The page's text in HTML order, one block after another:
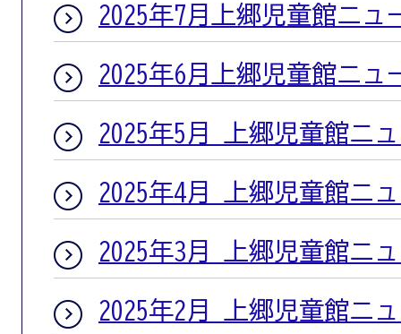
2025年7月上郷児童館ニュ
2025年6月上郷児童館ニュ
2025年5月 上郷児童館ニ
2025年4月 上郷児童館ニ
2025年3月 上郷児童館ニ
2025年2月 上郷児童館ニ